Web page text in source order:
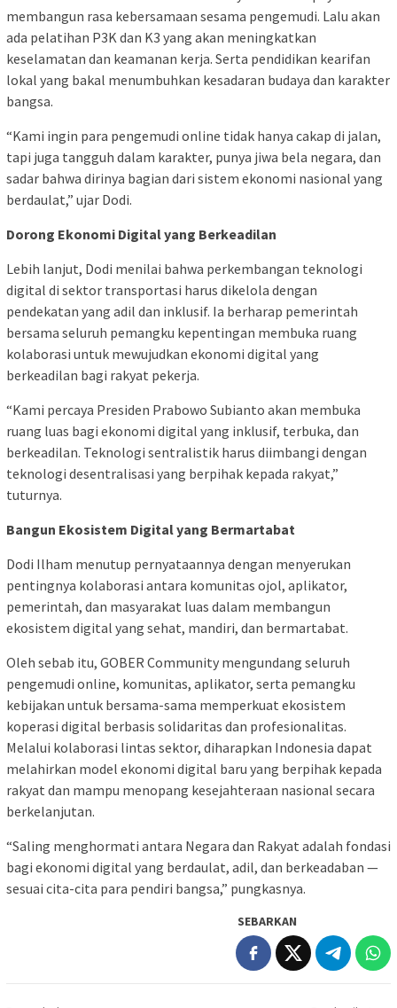
membangun rasa kebersamaan sesama pengemudi. Lalu akan
ada pelatihan P3K dan K3 yang akan meningkatkan
keselamatan dan keamanan kerja. Serta pendidikan kearifan
lokal yang bakal menumbuhkan kesadaran budaya dan karakter
bangsa.
“Kami ingin para pengemudi online tidak hanya cakap di jalan,
tapi juga tangguh dalam karakter, punya jiwa bela negara, dan
sadar bahwa dirinya bagian dari sistem ekonomi nasional yang
berdaulat,” ujar Dodi.
Dorong Ekonomi Digital yang Berkeadilan
Lebih lanjut, Dodi menilai bahwa perkembangan teknologi
digital di sektor transportasi harus dikelola dengan
pendekatan yang adil dan inklusif. Ia berharap pemerintah
bersama seluruh pemangku kepentingan membuka ruang
kolaborasi untuk mewujudkan ekonomi digital yang
berkeadilan bagi rakyat pekerja.
“Kami percaya Presiden Prabowo Subianto akan membuka
ruang luas bagi ekonomi digital yang inklusif, terbuka, dan
berkeadilan. Teknologi sentralistik harus diimbangi dengan
teknologi desentralisasi yang berpihak kepada rakyat,”
tuturnya.
Bangun Ekosistem Digital yang Bermartabat
Dodi Ilham menutup pernyataannya dengan menyerukan
pentingnya kolaborasi antara komunitas ojol, aplikator,
pemerintah, dan masyarakat luas dalam membangun
ekosistem digital yang sehat, mandiri, dan bermartabat.
Oleh sebab itu, GOBER Community mengundang seluruh
pengemudi online, komunitas, aplikator, serta pemangku
kebijakan untuk bersama-sama memperkuat ekosistem
koperasi digital berbasis solidaritas dan profesionalitas.
Melalui kolaborasi lintas sektor, diharapkan Indonesia dapat
melahirkan model ekonomi digital baru yang berpihak kepada
rakyat dan mampu menopang kesejahteraan nasional secara
berkelanjutan.
“Saling menghormati antara Negara dan Rakyat adalah fondasi
bagi ekonomi digital yang berdaulat, adil, dan berkeadaban —
sesuai cita-cita para pendiri bangsa,” pungkasnya.
SEBARKAN